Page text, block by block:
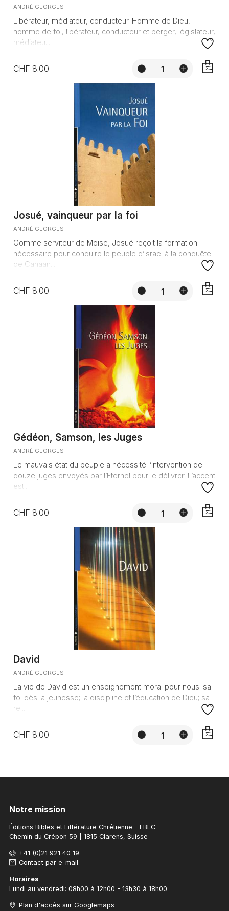
ANDRÉ GEORGES
Libérateur, médiateur, conducteur. Homme de Dieu,
homme de foi, libérateur, conducteur et berger, législateur,
médiateu...
CHF 8.00
Josué, vainqueur par la foi
ANDRÉ GEORGES
Comme serviteur de Moïse, Josué reçoit la formation
nécessaire pour conduire le peuple d’Israël à la conquête
de Canaan....
CHF 8.00
Gédéon, Samson, les Juges
ANDRÉ GEORGES
Le mauvais état du peuple a nécessité l’intervention de
douze juges envoyés par l’Eternel pour le délivrer. L’accent
est...
CHF 8.00
David
ANDRÉ GEORGES
La vie de David est un enseignement moral pour nous: sa
foi dès la jeunesse; la discipline et l’éducation de Dieu; sa
re...
CHF 8.00
Notre mission
Éditions Bibles et Littérature Chrétienne – EBLC
Chemin du Crépon 59 | 1815 Clarens, Suisse
+41 (0)21 921 40 19
Contact par e-mail
Horaires
Lundi au vendredi: 08h00 à 12h00 - 13h30 à 18h00
Plan d'accès sur Googlemaps